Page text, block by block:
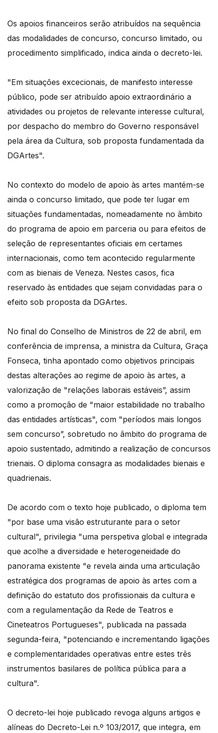
Os apoios financeiros serão atribuídos na sequência
das modalidades de concurso, concurso limitado, ou
procedimento simplificado, indica ainda o decreto-lei.
"Em situações excecionais, de manifesto interesse
público, pode ser atribuído apoio extraordinário a
atividades ou projetos de relevante interesse cultural,
por despacho do membro do Governo responsável
pela área da Cultura, sob proposta fundamentada da
DGArtes".
No contexto do modelo de apoio às artes mantém-se
ainda o concurso limitado, que pode ter lugar em
situações fundamentadas, nomeadamente no âmbito
do programa de apoio em parceria ou para efeitos de
seleção de representantes oficiais em certames
internacionais, como tem acontecido regularmente
com as bienais de Veneza. Nestes casos, fica
reservado às entidades que sejam convidadas para o
efeito sob proposta da DGArtes.
No final do Conselho de Ministros de 22 de abril, em
conferência de imprensa, a ministra da Cultura, Graça
Fonseca, tinha apontado como objetivos principais
destas alterações ao regime de apoio às artes, a
valorização de "relações laborais estáveis”, assim
como a promoção de "maior estabilidade no trabalho
das entidades artísticas", com "períodos mais longos
sem concurso”, sobretudo no âmbito do programa de
apoio sustentado, admitindo a realização de concursos
trienais. O diploma consagra as modalidades bienais e
quadrienais.
De acordo com o texto hoje publicado, o diploma tem
"por base uma visão estruturante para o setor
cultural", privilegia "uma perspetiva global e integrada
que acolhe a diversidade e heterogeneidade do
panorama existente "e revela ainda uma articulação
estratégica dos programas de apoio às artes com a
definição do estatuto dos profissionais da cultura e
com a regulamentação da Rede de Teatros e
Cineteatros Portugueses", publicada na passada
segunda-feira, "potenciando e incrementando ligações
e complementaridades operativas entre estes três
instrumentos basilares de política pública para a
cultura".
O decreto-lei hoje publicado revoga alguns artigos e
alíneas do Decreto-Lei n.º 103/2017, que integra, em